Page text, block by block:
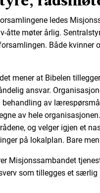
ledes
åtte møter årlig.
Både kvinner
mener at Bibelen
ansvar.
behandling av
av hele
og velger igjen et
på lokalplan. Bare
Misjonssambandet
som tillegges et særlig